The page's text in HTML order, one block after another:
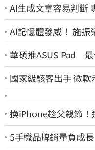
AI生成文章容易判斷
AI記憶體發威！ 施振
華碩推ASUS Pad
國家級駭客出手 微
換iPhone趁父親節！
5手機品牌銷量負成